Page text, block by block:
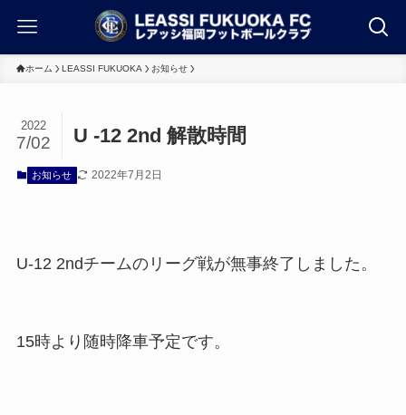
ホーム LEASSI FUKUOKA お知らせ
U -12 2nd 解散時間
2022
7/02
お知らせ 2022年7月2日
U-12 2ndチームのリーグ戦が無事終了しました。
15時より随時降車予定です。